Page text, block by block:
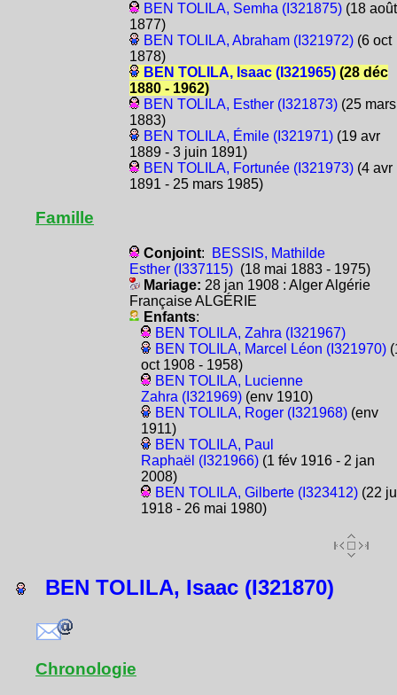
BEN TOLILA, Semha (I321875)(18 août
1877)
BEN TOLILA, Abraham (I321972)(6 oct
1878)
BEN TOLILA, Isaac (I321965)(28 déc
1880 - 1962)
BEN TOLILA, Esther (I321873)(25 mars
1883)
BEN TOLILA, Émile (I321971)(19 avr
1889 - 3 juin 1891)
BEN TOLILA, Fortunée (I321973)(4 avr
1891 - 25 mars 1985)
Famille
Conjoint:
BESSIS, Mathilde
Esther (I337115)(18 mai 1883 - 1975)
Mariage: 28 jan 1908 : Alger Algérie
Française ALGÉRIE
Enfants:
BEN TOLILA, Zahra (I321967)
BEN TOLILA, Marcel Léon (I321970)
oct 1908 - 1958)
BEN TOLILA, Lucienne
Zahra (I321969)(env 1910)
BEN TOLILA, Roger (I321968)(env
1911)
BEN TOLILA, Paul
Raphaël (I321966)(1 fév 1916 - 2 jan
2008)
BEN TOLILA, Gilberte (I323412)(22
1918 - 26 mai 1980)
BEN TOLILA, Isaac (I321870)
Chronologie